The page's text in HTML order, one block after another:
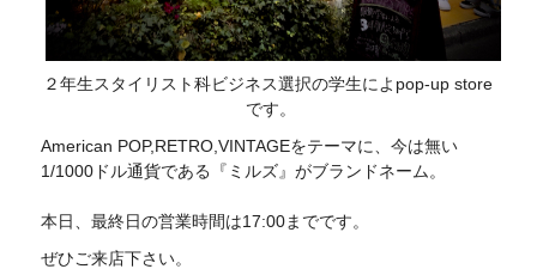
２年生スタイリスト科ビジネス選択の学生によpop-up store
です。
American POP,RETRO,VINTAGEをテーマに、今は無い
1/1000ドル通貨である『ミルズ』がブランドネーム。
本日、最終日の営業時間は17:00までです。
ぜひご来店下さい。